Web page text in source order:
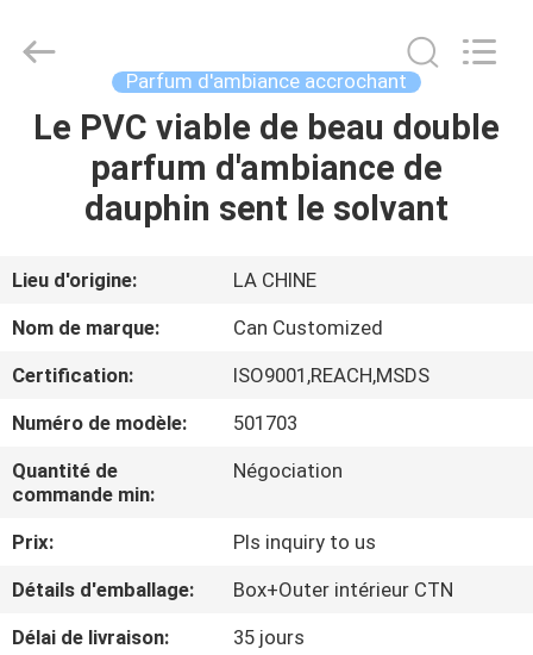
MAISON
PRODUITS
AU
SUJET
DE
VISITE
CONTRÔLE
DE
Products
Reserved.
Parfum d'ambiance accrochant
Le PVC viable de beau double
parfum d'ambiance de
dauphin sent le solvant
Lieu d'origine:
LA CHINE
Nom de marque:
Can Customized
Certification:
ISO9001,REACH,MSDS
Numéro de modèle:
501703
Quantité de
commande min:
Négociation
Prix:
Pls inquiry to us
Détails d'emballage:
Box+Outer intérieur CTN
Délai de livraison:
35 jours